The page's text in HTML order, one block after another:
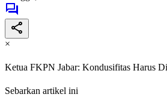
×
Ketua FKPN Jabar: Kondusifitas Harus
Sebarkan artikel ini